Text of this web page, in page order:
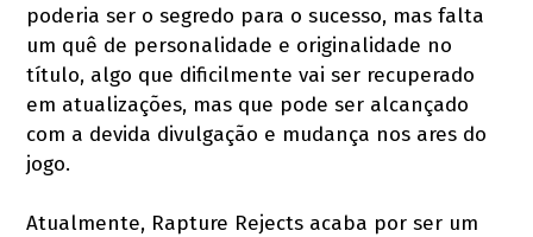
poderia ser o segredo para o sucesso, mas falta
um quê de personalidade e originalidade no
título, algo que dificilmente vai ser recuperado
em atualizações, mas que pode ser alcançado
com a devida divulgação e mudança nos ares do
jogo.
Atualmente, Rapture Rejects acaba por ser um